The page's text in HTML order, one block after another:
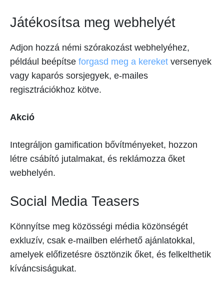
Játékosítsa meg webhelyét
Adjon hozzá némi szórakozást webhelyéhez,
például beépítse forgasd meg a kereket versenyek
vagy kaparós sorsjegyek, e-mailes
regisztrációkhoz kötve.
Akció
Integráljon gamification bővítményeket, hozzon
létre csábító jutalmakat, és reklámozza őket
webhelyén.
Social Media Teasers
Könnyítse meg közösségi média közönségét
exkluzív, csak e-mailben elérhető ajánlatokkal,
amelyek előfizetésre ösztönzik őket, és felkelthetik
kíváncsiságukat.